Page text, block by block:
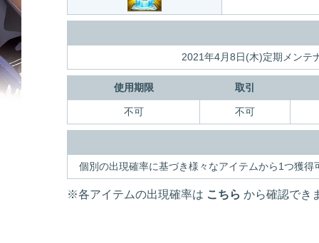
2021年4月8日(木)定期メンテ
使用期限 取引
不可 不可
個別の出現確率に基づき様々なアイテムから1つ獲得
※各アイテムの出現確率は こちら から確認でき